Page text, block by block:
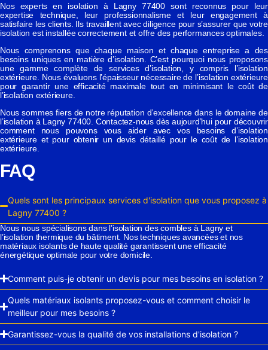
Nos experts en isolation à Lagny 77400 sont reconnus pour leur
expertise technique, leur professionnalisme et leur engagement à
satisfaire les clients. Ils travaillent avec diligence pour s’assurer que votre
isolation est installée correctement et offre des performances optimales.
Nous comprenons que chaque maison et chaque entreprise a des
besoins uniques en matière d’isolation. C’est pourquoi nous proposons
une gamme complète de services d’isolation, y compris l’isolation
extérieure. Nous évaluons l’épaisseur nécessaire de l’isolation extérieure
pour garantir une efficacité maximale tout en minimisant le coût de
l’isolation extérieure.
Nous sommes fiers de notre réputation d’excellence dans le domaine de
l’isolation à Lagny 77400. Contactez-nous dès aujourd’hui pour découvrir
comment nous pouvons vous aider avec vos besoins d’isolation
extérieure et pour obtenir un devis détaillé pour le coût de l’isolation
extérieure.
FAQ
Quels sont les principaux services d'isolation que vous proposez à
Lagny 77400 ?
Nous nous spécialisons dans l’isolation des combles à Lagny et
l’isolation thermique du bâtiment. Nos techniques avancées et nos
matériaux isolants de haute qualité garantissent une efficacité
énergétique optimale pour votre domicile.
Comment puis-je obtenir un devis pour mes besoins en isolation ?
Quels matériaux isolants proposez-vous et comment choisir le
meilleur pour mes besoins ?
Garantissez-vous la qualité de vos installations d'isolation ?